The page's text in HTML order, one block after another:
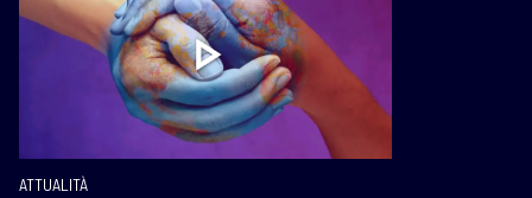
ATTUALITÀ